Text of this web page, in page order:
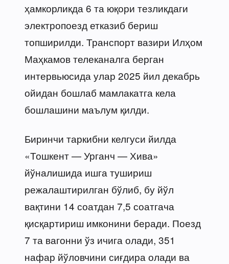
ҳамкорликда 6 та юқори тезликдаги
электропоезд етказиб бериш
топширилди. Транспорт вазири Илҳом
Маҳкамов телеканалга берган
интервьюсида улар 2025 йил декабрь
ойидан бошлаб мамлакатга кела
бошлашини маълум қилди.
Биринчи таркибни келгуси йилда
«Тошкент — Урганч — Хива»
йўналишида ишга тушириш
режалаштирилган бўлиб, бу йўл
вақтини 14 соатдан 7,5 соатгача
қисқартириш имконини беради. Поезд
7 та вагонни ўз ичига олади, 351
нафар йўловчини сиғдира олади ва